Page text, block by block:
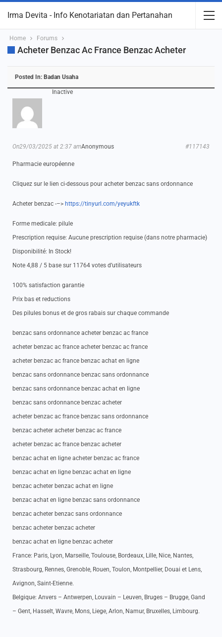
Irma Devita - Info Kenotariatan dan Pertanahan
Home Forums
Acheter Benzac Ac France Benzac Acheter
Posted In: Badan Usaha
Inactive
Anonymous
On29/03/2025 at 2:37 am #117143
Pharmacie européenne
Cliquez sur le lien ci-dessous pour acheter benzac sans ordonnance
Acheter benzac -–> https://tinyurl.com/yeyukftk
Forme medicale: pilule
Prescription requise: Aucune prescription requise (dans notre pharmacie)
Disponibilité: In Stock!
Note 4,88 / 5 base sur 11764 votes d’utilisateurs
100% satisfaction garantie
Prix bas et reductions
Des pilules bonus et de gros rabais sur chaque commande
benzac sans ordonnance acheter benzac ac france
acheter benzac ac france acheter benzac ac france
acheter benzac ac france benzac achat en ligne
benzac sans ordonnance benzac sans ordonnance
benzac sans ordonnance benzac achat en ligne
benzac sans ordonnance benzac acheter
acheter benzac ac france benzac sans ordonnance
benzac acheter acheter benzac ac france
acheter benzac ac france benzac acheter
benzac achat en ligne acheter benzac ac france
benzac achat en ligne benzac achat en ligne
benzac acheter benzac achat en ligne
benzac achat en ligne benzac sans ordonnance
benzac acheter benzac sans ordonnance
benzac acheter benzac acheter
benzac achat en ligne benzac acheter
France: Paris, Lyon, Marseille, Toulouse, Bordeaux, Lille, Nice, Nantes,
Strasbourg, Rennes, Grenoble, Rouen, Toulon, Montpellier, Douai et Lens,
Avignon, Saint-Etienne.
Belgique: Anvers – Antwerpen, Louvain – Leuven, Bruges – Brugge, Gand
– Gent, Hasselt, Wavre, Mons, Liege, Arlon, Namur, Bruxelles, Limbourg.